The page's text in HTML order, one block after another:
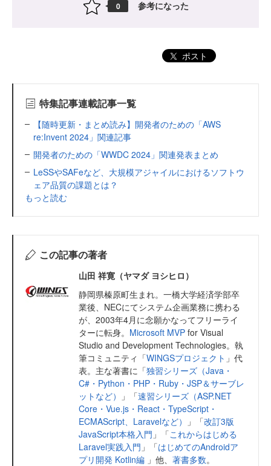
0 参考になった
ポスト
特集記事連載記事一覧
【随時更新・まとめ読み】開発者のための「AWS
re:Invent 2024」関連記事
開発者のための「WWDC 2024」関連発表まとめ
LeSSやSAFeなど、大規模アジャイルにおけるソフトウ
ェア品質の課題とは？
もっと読む
この記事の著者
山田 祥寛（ヤマダ ヨシヒロ）
静岡県榛原町生まれ。一橋大学経済学部卒
業後、NECにてシステム企画業務に携わる
が、2003年4月に念願かなってフリーライ
ターに転身。 Microsoft MVP for Visual
Studio and Development Technologies。執
筆コミュニティ「WINGSプロジェクト 」代
表。主な著書に「独習シリーズ（Java・
C#・Python・PHP・Ruby・JSP＆サーブレ
ットなど）
」「速習シリーズ（ASP.NET
Core・Vue.js・React・TypeScript・
ECMAScript、Laravelなど）
」「改訂3版
JavaScript本格入門 」「これからはじめる
Laravel実践入門 」「はじめてのAndroidア
プリ開発 Kotlin編 」他、 著書多数。